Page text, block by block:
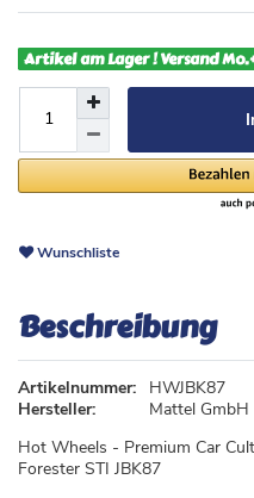
Artikel am Lager ! Versand
Wunschliste
Beschreibung
Artikelnummer:
HWJBK87
Hersteller:
Mattel GmbH
Hot Wheels - Premium Car
Forester STI JBK87